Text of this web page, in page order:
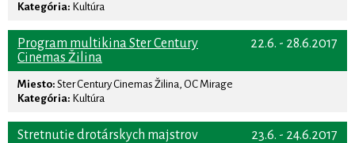
Kategória: Kultúra
22.6. - 28.6.2017
Program multikina Ster Century
Cinemas Žilina
Miesto: Ster Century Cinemas Žilina, OC Mirage
Kategória: Kultúra
23.6. - 24.6.2017
Stretnutie drotárskych majstrov